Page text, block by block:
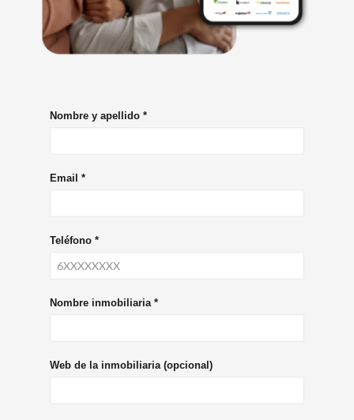
Nombre y apellido*
Email *
Teléfono*
Nombre inmobiliaria*
Web de la inmobiliaria (opcional)